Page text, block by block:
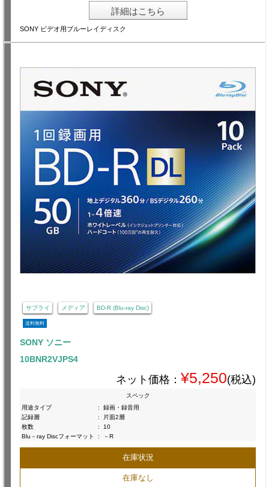
詳細はこちら
SONY ビデオ用ブルーレイディスク
サプライ メディア BD-R (Blu-ray Disc)
送料無料
SONY ソニー
10BNR2VJPS4
ネット価格： ¥5,250(税込)
スペック
用途タイプ
:
録画・録音用
記録層
:
片面2層
枚数
:
10
Blu－ray Discフォーマット
: －R
在庫状況
在庫なし